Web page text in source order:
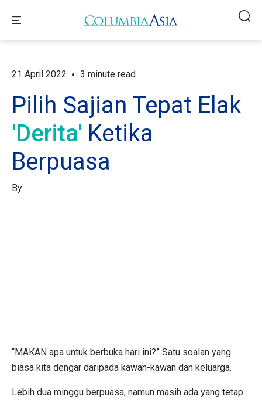
21 April 2022 • 3 minute read
Pilih Sajian Tepat Elak
'Derita' Ketika
Berpuasa
By
“MAKAN apa untuk berbuka hari ini?” Satu soalan yang
biasa kita dengar daripada kawan-kawan dan keluarga.
Lebih dua minggu berpuasa, namun masih ada yang tetap